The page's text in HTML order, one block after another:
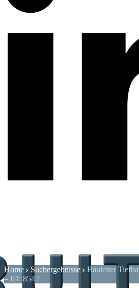
Home Suchergebnisse
Bauleiter
– ID: 8542